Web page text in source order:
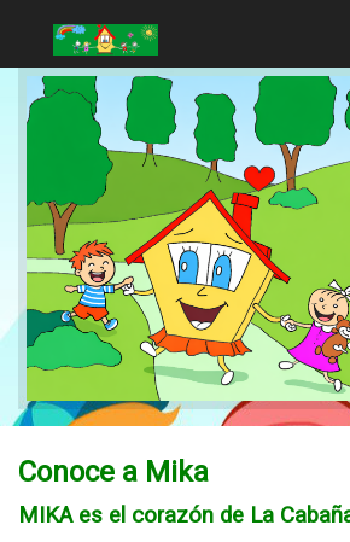
Conoce a Mika
MIKA es el corazón de La